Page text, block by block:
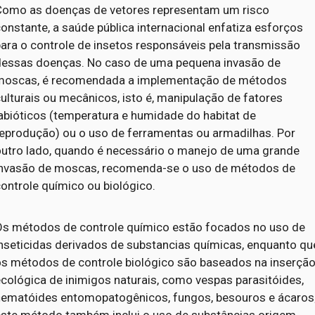
as doenças de vetores representam um risco
a saúde pública internacional enfatiza esforços
o controle de insetos responsáveis pela transmissão
doenças. No caso de uma pequena invasão de
é recomendada a implementação de métodos
ou mecânicos, isto é, manipulação de fatores
(temperatura e humidade do habitat de
ou o uso de ferramentas ou armadilhas. Por
lado, quando é necessário o manejo de uma grande
de moscas, recomenda-se o uso de métodos de
químico ou biológico.
métodos de controle químico estão focados no uso de
derivados de substancias químicas, enquanto
métodos de controle biológico são baseados na
de inimigos naturais, como vespas parasitóides,
entomopatogênicos, fungos, besouros e